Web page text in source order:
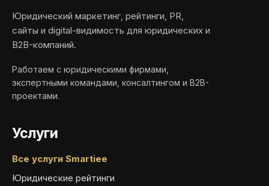
Юридический маркетинг, рейтинги, PR,
сайты и digital-видимость для юридических и
B2B-компаний.
Работаем с юридическими фирмами,
экспертными командами, консалтингом и B2B-
проектами.
Услуги
Все услуги Smartiee
Юридические рейтинги